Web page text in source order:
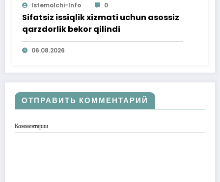
Istemolchi-Info 0
Sifatsiz issiqlik xizmati uchun asossiz
qarzdorlik bekor qilindi
06.08.2026
ОТПРАВИТЬ КОММЕНТАРИЙ
Комментарии